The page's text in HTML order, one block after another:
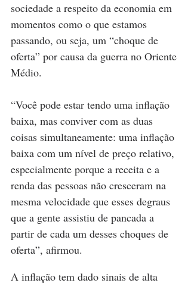
sociedade a respeito da economia em
momentos como o que estamos
passando, ou seja, um “choque de
oferta” por causa da guerra no Oriente
Médio.
“Você pode estar tendo uma inflação
baixa, mas conviver com as duas
coisas simultaneamente: uma inflação
baixa com um nível de preço relativo,
especialmente porque a receita e a
renda das pessoas não cresceram na
mesma velocidade que esses degraus
que a gente assistiu de pancada a
partir de cada um desses choques de
oferta”, afirmou.
A inflação tem dado sinais de alta